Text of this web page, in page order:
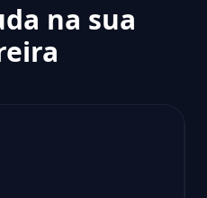
na sua